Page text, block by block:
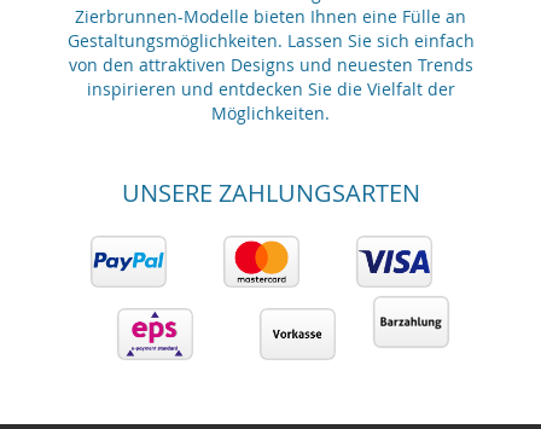
Zierbrunnen-Modelle bieten Ihnen eine Fülle an
Gestaltungsmöglichkeiten. Lassen Sie sich einfach
von den attraktiven Designs und neuesten Trends
inspirieren und entdecken Sie die Vielfalt der
Möglichkeiten.
UNSERE ZAHLUNGSARTEN